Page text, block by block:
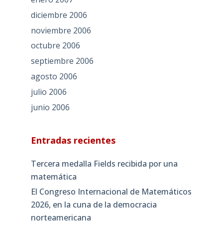
diciembre 2006
noviembre 2006
octubre 2006
septiembre 2006
agosto 2006
julio 2006
junio 2006
Entradas recientes
Tercera medalla Fields recibida por una
matemática
El Congreso Internacional de Matemáticos
2026, en la cuna de la democracia
norteamericana